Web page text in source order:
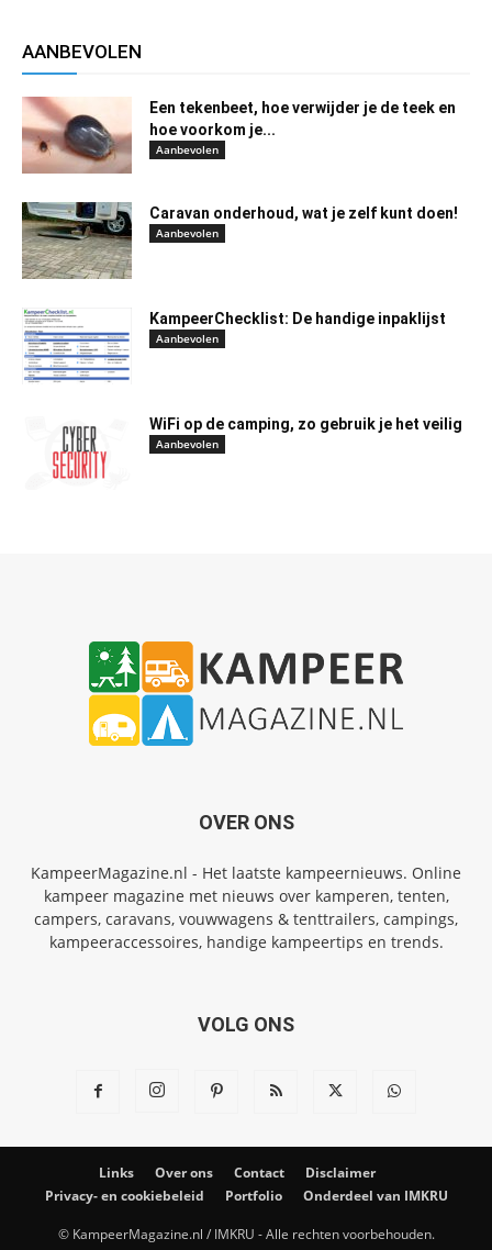
AANBEVOLEN
Een tekenbeet, hoe verwijder je de teek en
hoe voorkom je...
Aanbevolen
Caravan onderhoud, wat je zelf kunt doen!
Aanbevolen
KampeerChecklist: De handige inpaklijst
Aanbevolen
WiFi op de camping, zo gebruik je het veilig
Aanbevolen
OVER ONS
KampeerMagazine.nl - Het laatste kampeernieuws. Online
kampeer magazine met nieuws over kamperen, tenten,
campers, caravans, vouwwagens & tenttrailers, campings,
kampeeraccessoires, handige kampeertips en trends.
VOLG ONS
Links Over ons Contact
Disclaimer
Privacy- en cookiebeleid
Portfolio Onderdeel van IMKRU
© KampeerMagazine.nl / IMKRU - Alle rechten voorbehouden.